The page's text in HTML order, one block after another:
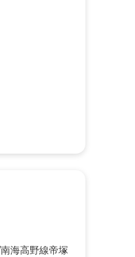
南海高野線帝塚